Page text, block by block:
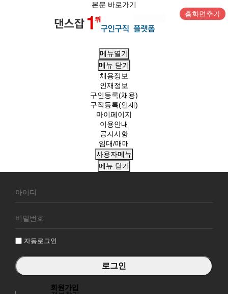
본문 바로가기
홈화면추가
메뉴열기
메뉴 닫기
채용정보
인재정보
구인등록(채용)
구직등록(인재)
마이페이지
이용안내
공지사항
임대/매매
사용자메뉴
메뉴 닫기
원
그
자동로그인
회원가입